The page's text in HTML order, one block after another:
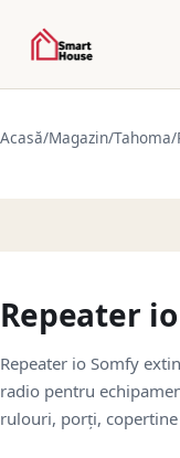
Acasă/Magazin/Tahoma/
Repeater io
Repeater io Somfy
radio pentru
rulouri, porți, copertine